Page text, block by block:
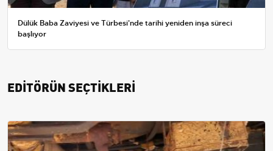
Dülük Baba Zaviyesi ve Türbesi'nde tarihi yeniden inşa süreci
başlıyor
EDİTÖRÜN SEÇTİKLERİ